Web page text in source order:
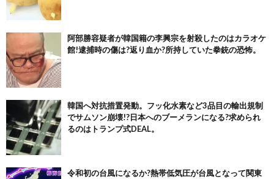
阿部勝容疑者が韓国籍の李興宗を射殺したのはカラオケ
館!逮捕時の傷は?返り血か?所持していた拳銃の恐怖。
韓国へ対抗措置発動。フッ化水素など3品目の輸出規制
でサムソン崩壊!?日本へのブーメランになる?求められ
るのはトランプ式DEAL。
令和初の台風になるか?熱帯低気圧が台風となって関東